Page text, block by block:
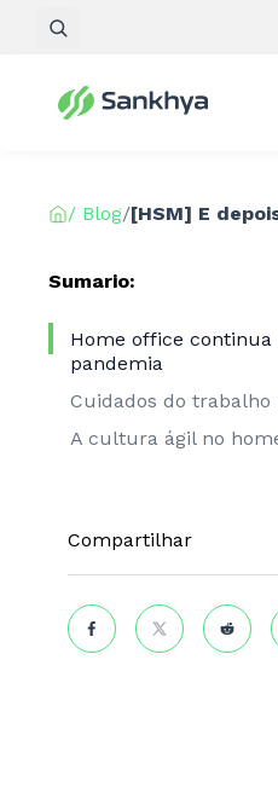
/ Blog/[HSM] E
Sumario:
Home office continua
pandemia
Cuidados do trabalho
A cultura ágil no
Compartilhar